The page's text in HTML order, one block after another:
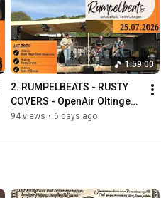
1:59:00
2. RUMPELBEATS - RUSTY
COVERS - OpenAir Oltingen
2026 - Local Band
94 views • 6 days ago